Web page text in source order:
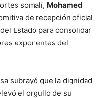
somalí, Mohamed
de recepción oficial
Estado para consolidar
exponentes del
subrayó que la dignidad
el orgullo de su